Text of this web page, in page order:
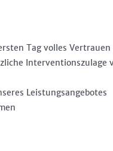
Tag volles
Interventionszulage
Leistungsangebotes